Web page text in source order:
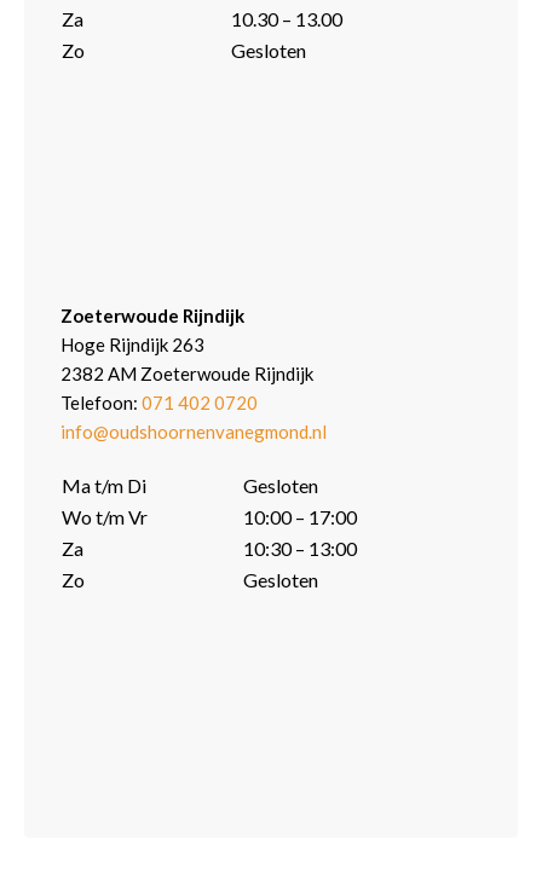
Za
10.30 – 13.00
Zo
Gesloten
Zoeterwoude Rijndijk
Hoge Rijndijk 263
2382 AM Zoeterwoude Rijndijk
Telefoon: 071 402 0720
info@oudshoornenvanegmond.nl
Ma t/m Di
Gesloten
Wo t/m Vr
10:00 – 17:00
Za
10:30 – 13:00
Zo
Gesloten